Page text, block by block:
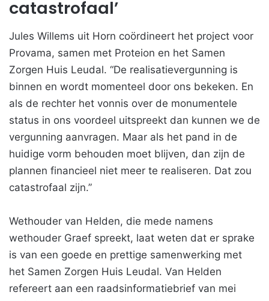
catastrofaal’
Jules Willems uit Horn coördineert het project voor
Provama, samen met Proteion en het Samen
Zorgen Huis Leudal. “De realisatievergunning is
binnen en wordt momenteel door ons bekeken. En
als de rechter het vonnis over de monumentele
status in ons voordeel uitspreekt dan kunnen we de
vergunning aanvragen. Maar als het pand in de
huidige vorm behouden moet blijven, dan zijn de
plannen financieel niet meer te realiseren. Dat zou
catastrofaal zijn.”
Wethouder van Helden, die mede namens
wethouder Graef spreekt, laat weten dat er sprake
is van een goede en prettige samenwerking met
het Samen Zorgen Huis Leudal. Van Helden
refereert aan een raadsinformatiebrief van mei